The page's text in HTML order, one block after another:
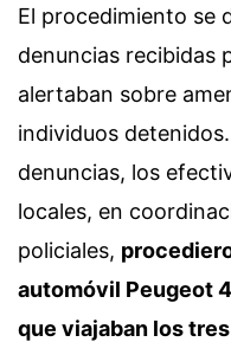
El procedimiento se
denuncias recibidas
alertaban sobre
individuos
denuncias, los
locales, en
policiales,
automóvil Peugeot
que viajaban los